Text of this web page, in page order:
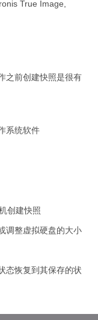
True Image,
之前创建快照是很有
系统软件
创建快照
调整虚拟硬盘的大小
态恢复到其保存的状